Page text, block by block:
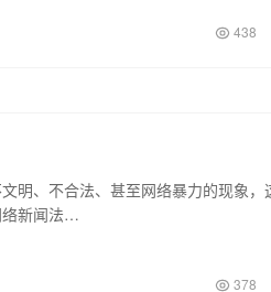
438
、不合法、甚至网络暴力的现象，
络新闻法…
378